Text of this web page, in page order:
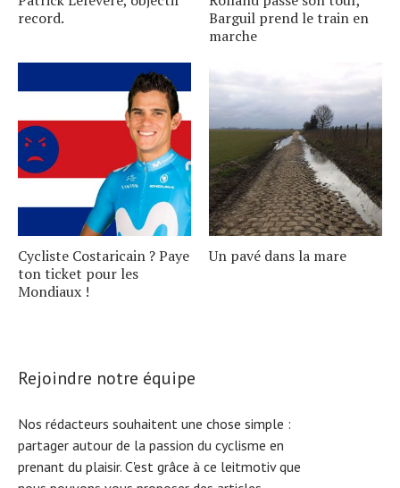
record.
Barguil prend le train en
marche
Cycliste Costaricain ? Paye
ton ticket pour les
Mondiaux !
Un pavé dans la mare
Rejoindre notre équipe
Nos rédacteurs souhaitent une chose simple :
partager autour de la passion du cyclisme en
prenant du plaisir. C'est grâce à ce leitmotiv que